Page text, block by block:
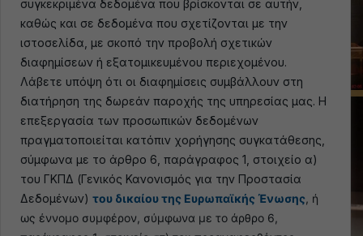
συγκεκριμένα δεδομένα που βρίσκονται σε αυτήν,
καθώς και σε δεδομένα που σχετίζονται με την
ιστοσελίδα, με σκοπό την προβολή σχετικών
διαφημίσεων ή εξατομικευμένου περιεχομένου.
Λάβετε υπόψη ότι οι διαφημίσεις συμβάλλουν στη
διατήρηση της δωρεάν παροχής της υπηρεσίας μας. Η
επεξεργασία των προσωπικών δεδομένων
πραγματοποιείται κατόπιν χορήγησης συγκατάθεσης,
σύμφωνα με το άρθρο 6, παράγραφος 1, στοιχείο α)
του ΓΚΠΔ (Γενικός Κανονισμός για την Προστασία
Δεδομένων) του δικαίου της Ευρωπαϊκής Ένωσης, ή
ως έννομο συμφέρον, σύμφωνα με το άρθρο 6,